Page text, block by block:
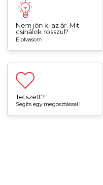
Nem jön ki az ár. Mit
csinálok rosszul?
Elolvasom
Tetszett?
Segíts egy megosztással!